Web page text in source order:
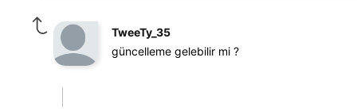
TweeTy_35
güncelleme gelebilir mi ?